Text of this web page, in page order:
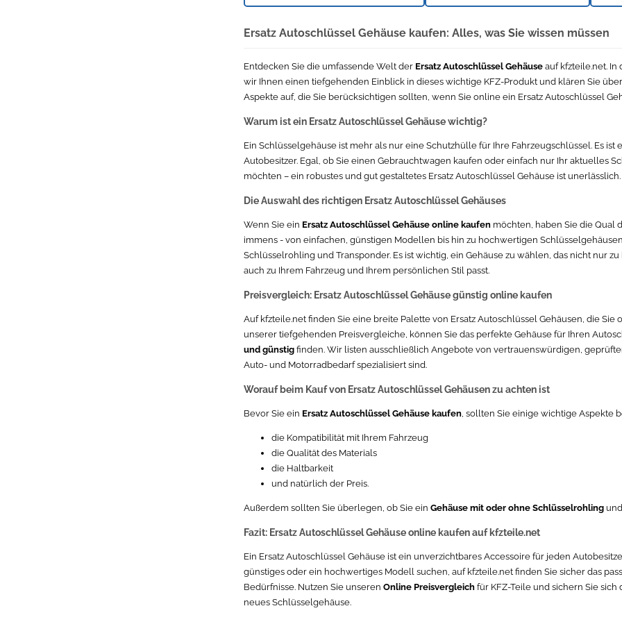
Ersatz Autoschlüssel Gehäuse kaufen: Alles, was Sie wissen müssen
Entdecken Sie die umfassende Welt der Ersatz Autoschlüssel Gehäuseauf kfzteile.net. In
wir Ihnen einen tiefgehenden Einblick in dieses wichtige KFZ-Produkt und klären Sie
Aspekte auf, die Sie berücksichtigen sollten, wenn Sie online ein Ersatz Autoschlüssel
Warum ist ein Ersatz Autoschlüssel Gehäuse wichtig?
Ein Schlüsselgehäuse ist mehr als nur eine Schutzhülle für Ihre Fahrzeugschlüssel. Es ist
Autobesitzer. Egal, ob Sie einen Gebrauchtwagen kaufen oder einfach nur Ihr aktuelles
möchten – ein robustes und gut gestaltetes Ersatz Autoschlüssel Gehäuse ist unerlässlich.
Die Auswahl des richtigen Ersatz Autoschlüssel Gehäuses
Wenn Sie ein Ersatz Autoschlüssel Gehäuse online kaufenmöchten, haben Sie die Qual
immens - von einfachen, günstigen Modellen bis hin zu hochwertigen
Schlüsselrohling und Transponder. Es ist wichtig, ein Gehäuse zu wählen, das nicht nur
auch zu Ihrem Fahrzeug und Ihrem persönlichen Stil passt.
Preisvergleich: Ersatz Autoschlüssel Gehäuse günstig online kaufen
Auf kfzteile.net finden Sie eine breite Palette von Ersatz Autoschlüssel Gehäusen, die Sie
unserer tiefgehenden Preisvergleiche, können Sie das perfekte Gehäuse für Ihren
und günstigfinden. Wir listen ausschließlich Angebote von vertrauenswürdigen,
Auto- und Motorradbedarf spezialisiert sind.
Worauf beim Kauf von Ersatz Autoschlüssel Gehäusen zu achten ist
Bevor Sie ein Ersatz Autoschlüssel Gehäuse kaufen, sollten Sie einige wichtige Aspekte
die Kompatibilität mit Ihrem Fahrzeug
die Qualität des Materials
die Haltbarkeit
und natürlich der Preis.
Außerdem sollten Sie überlegen, ob Sie ein Gehäuse mit oder ohne Schlüsselrohlingund
Fazit: Ersatz Autoschlüssel Gehäuse online kaufen auf kfzteile.net
Ein Ersatz Autoschlüssel Gehäuse ist ein unverzichtbares Accessoire für jeden
günstiges oder ein hochwertiges Modell suchen, auf kfzteile.net finden Sie sicher das
Bedürfnisse. Nutzen Sie unseren Online Preisvergleichfür KFZ-Teile und sichern Sie sich
neues Schlüsselgehäuse.